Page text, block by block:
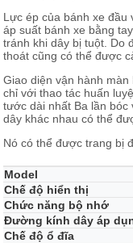
Lực ép của bánh xe
áp suất bánh xe bằng
tránh khi dây bị tuột. Do
thoát cũng có thể được
Giao diện vận hành
chỉ với thao tác huấn
tước dài nhất Ba lần
dây khác nhau có thể
Nó có thể được trang bị
Model
Chế độ hiển thị
Chức năng bộ nhớ
Đường kính dây áp
Chế độ ổ đĩa